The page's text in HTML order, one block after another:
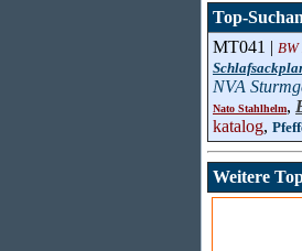
Top-
MT041 |
NVA
Nato Stahlhelm,
katalog,
Weitere